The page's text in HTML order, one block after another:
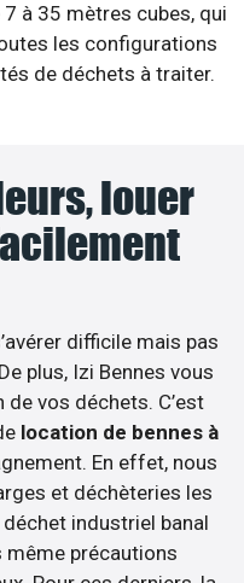
à 35 mètres cubes, qui
les configurations
de déchets à traiter.
louer
difficile mais pas
plus, Izi Bennes vous
vos déchets. C’est
location de bennes à
En effet, nous
et déchèteries les
industriel banal
même précautions